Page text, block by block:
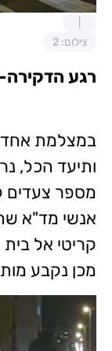
צילום: 2
במצלמת אחד
ותיעד הכל,
מספר צעדים
אנשי מד"א
קריטי אל בית
מכן נקבע